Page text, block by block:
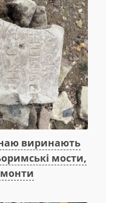
виринають
мости,